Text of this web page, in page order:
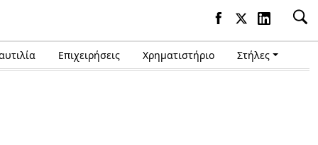
Επιχειρήσεις Χρηματιστήριο Στήλες